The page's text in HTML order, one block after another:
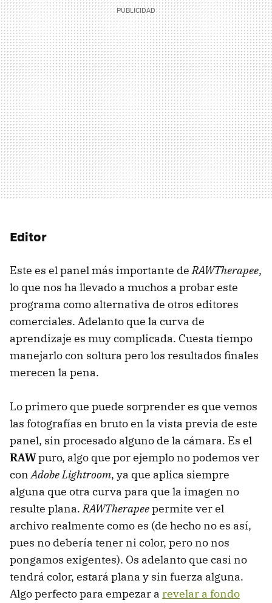
Editor
Este es el panel más importante deRAWTherapee,
lo que nos ha llevado a muchos a probar este
programa como alternativa de otros editores
comerciales. Adelanto que la curva de
aprendizaje es muy complicada. Cuesta tiempo
manejarlo con soltura pero los resultados finales
merecen la pena.
Lo primero que puede sorprender es que vemos
las fotografías en bruto en la vista previa de este
panel, sin procesado alguno de la cámara. Es el
RAWpuro, algo que por ejemplo no podemos ver
conAdobe Lightroom, ya que aplica siempre
alguna que otra curva para que la imagen no
resulte plana.RAWTherapeepermite ver el
archivo realmente como es (de hecho no es así,
pues no debería tener ni color, pero no nos
pongamos exigentes). Os adelanto que casi no
tendrá color, estará plana y sin fuerza alguna.
Algo perfecto para empezar a revelar a fondo